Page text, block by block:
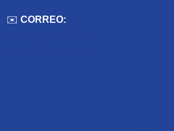
✉️CORREO: